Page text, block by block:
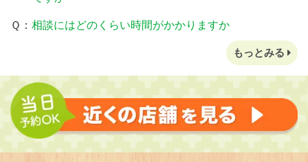
Ｑ： 相談にはどのくらい時間がかかりますか
もっとみる